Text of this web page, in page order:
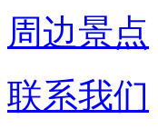
周边景点
联系我们